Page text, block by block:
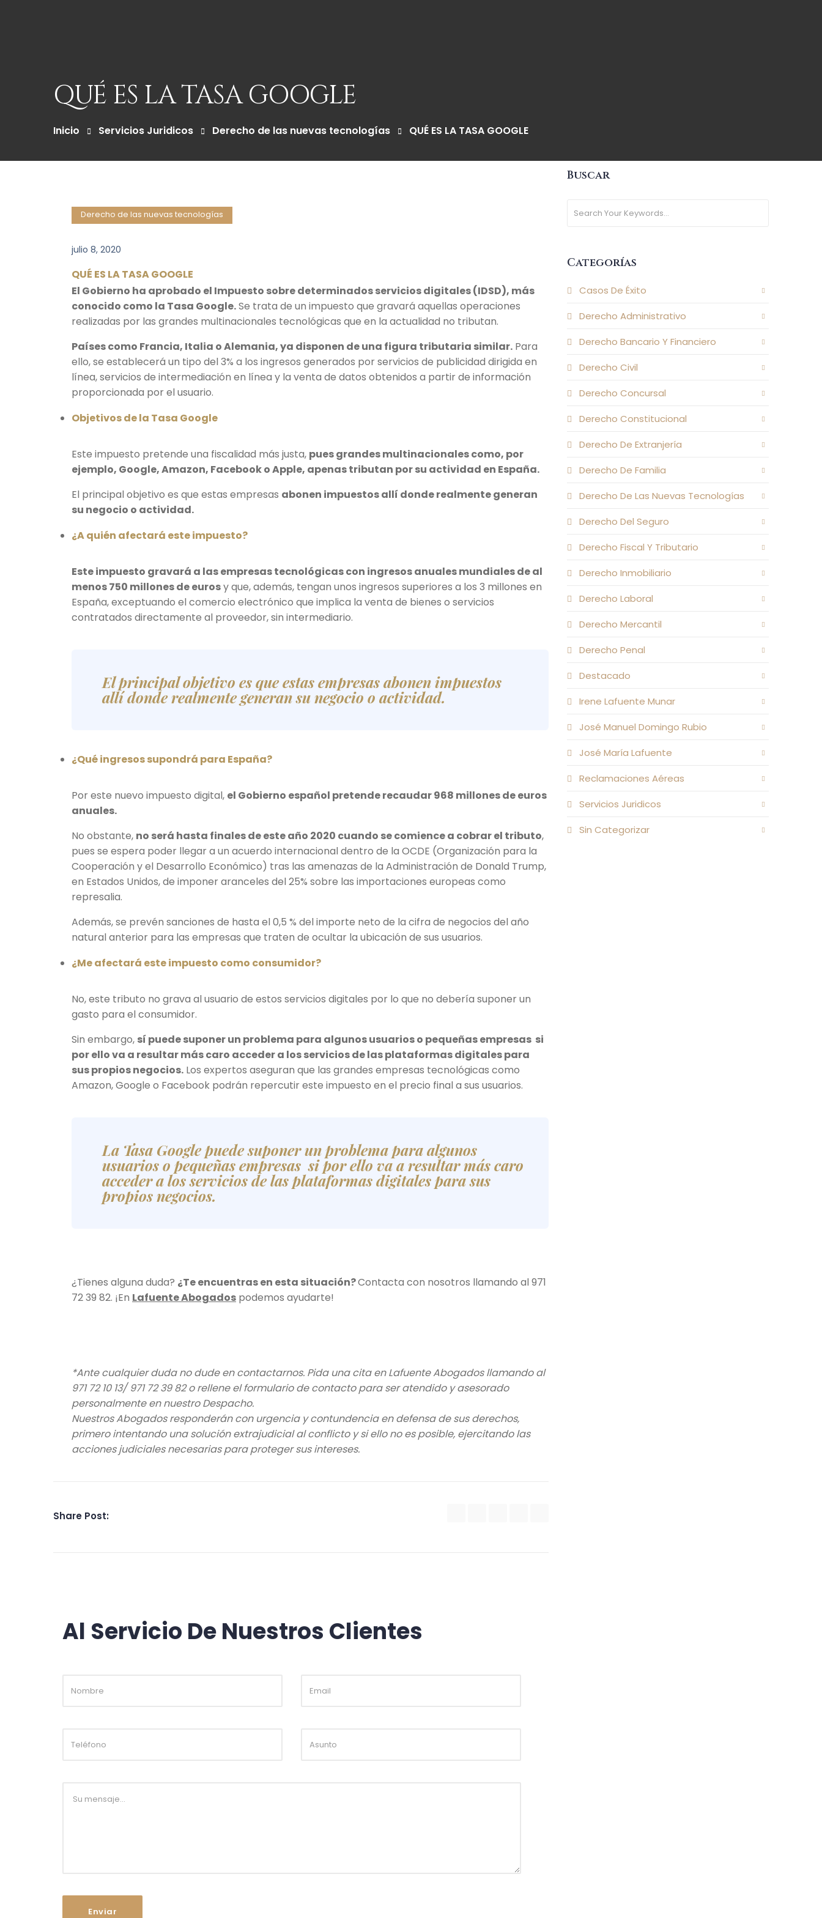
QUÉ ES LA TASA GOOGLE
Inicio Servicios Juridicos Derecho de las nuevas tecnologías QUÉ ES LA TASA GOOGLE
Derecho de las nuevas tecnologías
julio 8, 2020
QUÉ ES LA TASA GOOGLE
El Gobierno ha aprobado el Impuesto sobre determinados servicios digitales (IDSD), más
conocido como la Tasa Google.Se trata de un impuesto que gravará aquellas operaciones
realizadas por las grandes multinacionales tecnológicas que en la actualidad no tributan.
Países como Francia, Italia o Alemania, ya disponen de una figura tributaria similar. Para
ello, se establecerá un tipo del 3% a los ingresos generados por servicios de publicidad dirigida en
línea, servicios de intermediación en línea y la venta de datos obtenidos a partir de información
proporcionada por el usuario.
Objetivos de la Tasa Google
Este impuesto pretende una fiscalidad más justa, pues grandes multinacionales como, por
ejemplo, Google, Amazon, Facebook o Apple, apenas tributan por su actividad en España.
El principal objetivo es que estas empresas abonen impuestos allí donde realmente generan
su negocio o actividad.
¿A quién afectará este impuesto?
Este impuesto gravará a las empresas tecnológicas con ingresos anuales mundiales de al
menos 750 millones de eurosy que, además, tengan unos ingresos superiores a los 3 millones en
España, exceptuando el comercio electrónico que implica la venta de bienes o servicios
contratados directamente al proveedor, sin intermediario.
El principal objetivo es que estas empresas abonen impuestos
allí donde realmente generan su negocio o actividad.
¿Qué ingresos supondrá para España?
Por este nuevo impuesto digital, el Gobierno español pretende recaudar 968 millones de euros
anuales.
No obstante, no será hasta finales de este año 2020 cuando se comience a cobrar el tributo,
pues se espera poder llegar a un acuerdo internacional dentro de la OCDE (Organización para la
Cooperación y el Desarrollo Económico) tras las amenazas de la Administración de Donald Trump,
en Estados Unidos, de imponer aranceles del 25% sobre las importaciones europeas como
represalia.
Además, se prevén sanciones de hasta el 0,5 % del importe neto de la cifra de negocios del año
natural anterior para las empresas que traten de ocultar la ubicación de sus usuarios.
¿Me afectará este impuesto como consumidor?
No, este tributo no grava al usuario de estos servicios digitales por lo que no debería suponer un
gasto para el consumidor.
Sin embargo, sí puede suponer un problema para algunos usuarios o pequeñas empresas si
por ello va a resultar más caro acceder a los servicios de las plataformas digitales para
sus propios negocios. Los expertos aseguran que las grandes empresas tecnológicas como
Amazon, Google o Facebook podrán repercutir este impuesto en el precio final a sus usuarios.
La Tasa Google puede suponer un problema para algunos
usuarios o pequeñas empresas si por ello va a resultar más caro
acceder a los servicios de las plataformas digitales para sus
propios negocios.
¿Tienes alguna duda? ¿Te encuentras en esta situación?Contacta con nosotros llamando al 971
72 39 82. ¡En Lafuente Abogados podemos ayudarte!
*Ante cualquier duda no dude en contactarnos. Pida una cita en Lafuente Abogados llamando al
971 72 10 13/ 971 72 39 82 o rellene el formulario de contacto para ser atendido y asesorado
personalmente en nuestro Despacho.
Nuestros Abogados responderán con urgencia y contundencia en defensa de sus derechos,
primero intentando una solución extrajudicial al conflicto y si ello no es posible, ejercitando las
acciones judiciales necesarias para proteger sus intereses.
Share Post:
Buscar
Categorías
Casos De Éxito
Derecho Administrativo
Derecho Bancario Y Financiero
Derecho Civil
Derecho Concursal
Derecho Constitucional
Derecho De Extranjería
Derecho De Familia
Derecho De Las Nuevas Tecnologías
Derecho Del Seguro
Derecho Fiscal Y Tributario
Derecho Inmobiliario
Derecho Laboral
Derecho Mercantil
Derecho Penal
Destacado
Irene Lafuente Munar
José Manuel Domingo Rubio
José María Lafuente
Reclamaciones Aéreas
Servicios Juridicos
Sin Categorizar
Al Servicio De Nuestros Clientes